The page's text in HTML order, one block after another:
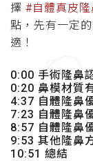
擇 #自體真皮隆
點，先有一定
適！
0:00 手術隆鼻
0:20 鼻模材質
4:37 自體隆鼻
7:23 自體隆鼻
8:57 自體隆鼻
9:53 其他隆鼻
10:51 總結